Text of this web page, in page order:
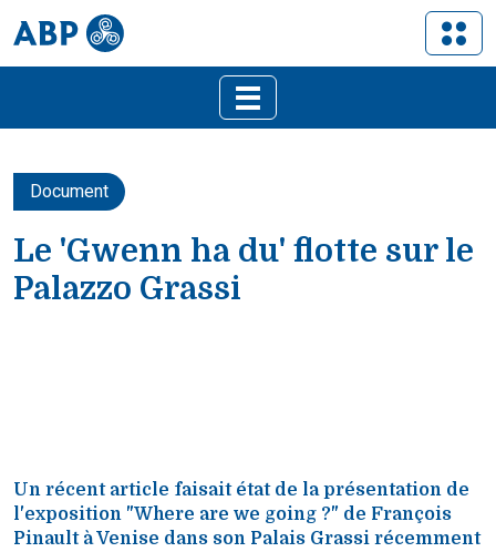
Document
Le 'Gwenn ha du' flotte sur le
Palazzo Grassi
Un récent article faisait état de la présentation de
l'exposition "Where are we going ?" de François
Pinault à Venise dans son Palais Grassi récemment